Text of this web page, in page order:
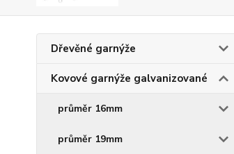
Dřevěné garnýže
Kovové garnýže galvanizované
průměr 16mm
průměr 19mm